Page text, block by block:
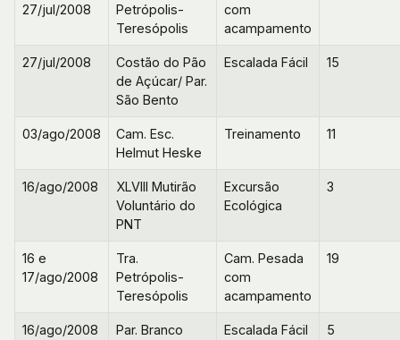
27/jul/2008
Petrópolis-
Teresópolis
com
acampamento
27/jul/2008
Costão do Pão
de Açúcar/ Par.
São Bento
Escalada Fácil 15
03/ago/2008
Cam. Esc.
Helmut Heske
Treinamento 11
16/ago/2008
XLVIII Mutirão
Voluntário do
PNT
Excursão
Ecológica
3
16 e
17/ago/2008
Tra.
Petrópolis-
Teresópolis
Cam. Pesada
com
acampamento
19
16/ago/2008 Par. Branco Escalada Fácil 5